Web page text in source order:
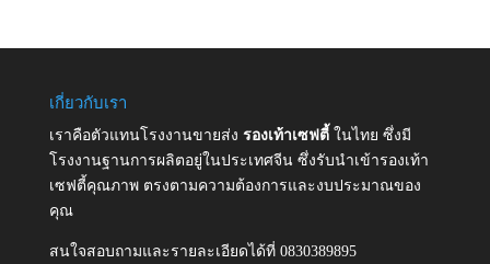
เกี่ยวกับเรา
เราคือตัวแทนโรงงานขายส่ง รองเท้าเซฟตี้ ในไทย ซึ่งมี
โรงงานฐานการผลิตอยู่ในประเทศจีน ซึ่งรับนำเข้ารองเท้า
เซฟตี้คุณภาพ ตรงตามความต้องการและงบประมาณของ
คุณ
สนใจสอบถามและรายละเอียดได้ที่ 0830389895